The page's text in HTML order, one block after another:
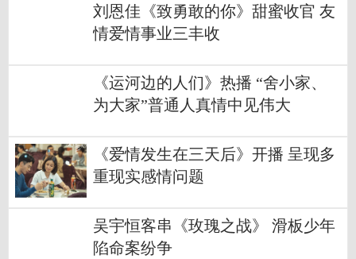
刘恩佳《致勇敢的你》甜蜜收官 友
情爱情事业三丰收
《运河边的人们》热播 “舍小家、
为大家”普通人真情中见伟大
《爱情发生在三天后》开播 呈现多
重现实感情问题
吴宇恒客串《玫瑰之战》 滑板少年
陷命案纷争